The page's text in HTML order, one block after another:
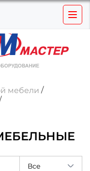
мебели
Все